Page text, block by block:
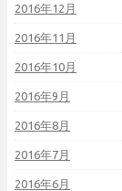
2016年12月
2016年11月
2016年10月
2016年9月
2016年8月
2016年7月
2016年6月